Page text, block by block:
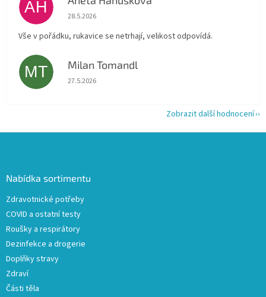
AH Hodnocení obchodu je 5 z 5 hvězdiček.
28.5.2026
Vše v pořádku, rukavice se netrhají, velikost odpovídá.
MT Milan Tomandl
Hodnocení obchodu je 5 z 5 hvězdiček.
27.5.2026
Zobrazit další hodnocení
Nabídka sortimentu
Zdravotnické potřeby
COVID a ostatní testy
Roušky a respirátory
Dezinfekce a drogerie
Doplňky stravy
Zdraví
Části těla